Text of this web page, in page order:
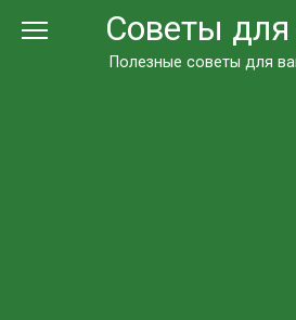
Советы
Полезные советы для